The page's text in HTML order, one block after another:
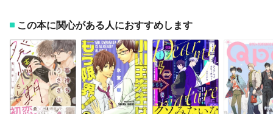
この本に関心がある人におすすめします